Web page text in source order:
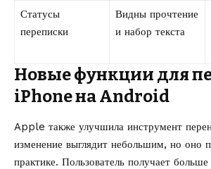
Статусы
переписки
Видны прочтение
и набор текста
Новые функции для
iPhone на Android
Apple также улучшила инструмент
изменение выглядит небольшим, но оно
практике. Пользователь получает